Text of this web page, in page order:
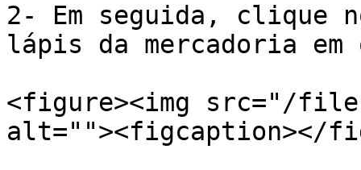
2- Em seguida, clique
lápis da mercadoria em
<figure><img src="/
alt=""><figcaption></